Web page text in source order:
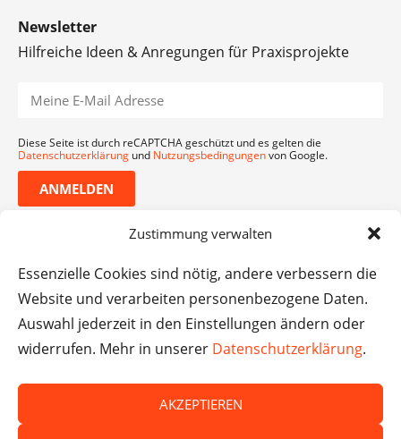
Zustimmung verwalten
Essenzielle Cookies sind nötig, andere verbessern die
Website und verarbeiten personenbezogene Daten.
Auswahl jederzeit in den Einstellungen ändern oder
widerrufen. Mehr in unserer Datenschutzerklärung.
AKZEPTIEREN
Newsletter
Hilfreiche Ideen & Anregungen für Praxisprojekte
Diese Seite ist durch reCAPTCHA geschützt und es gelten die
Datenschutzerklärung und Nutzungsbedingungenvon Google.
ANMELDEN